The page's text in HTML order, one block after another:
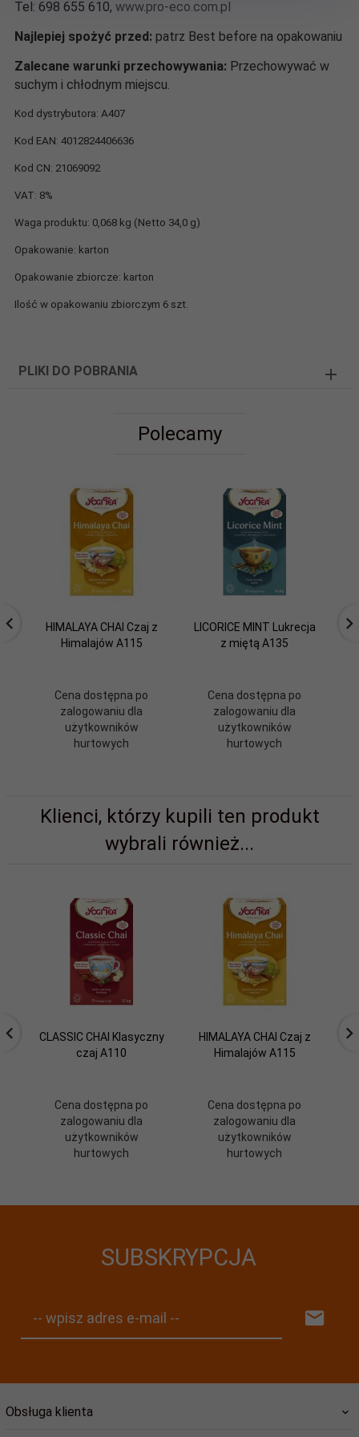
Tel: 698 655 610, www.pro-eco.com.pl
Najlepiej spożyć przed: patrz Best before na opakowaniu
Zalecane warunki przechowywania: Przechowywać w
suchym i chłodnym miejscu.
Kod dystrybutora: A407
Kod EAN: 4012824406636
Kod CN: 21069092
VAT: 8%
Waga produktu: 0,068 kg (Netto 34,0 g)
Opakowanie: karton
Opakowanie zbiorcze: karton
Ilość w opakowaniu zbiorczym 6 szt.
PLIKI DO POBRANIA
Polecamy
HIMALAYA CHAI Czaj z
Himalajów A115
Cena dostępna po
zalogowaniu dla
użytkowników
hurtowych
LICORICE MINT Lukrecja
z miętą A135
Cena dostępna po
zalogowaniu dla
użytkowników
hurtowych
Klienci, którzy kupili ten produkt
wybrali również...
CLASSIC CHAI Klasyczny
czaj A110
Cena dostępna po
zalogowaniu dla
użytkowników
hurtowych
HIMALAYA CHAI Czaj z
Himalajów A115
Cena dostępna po
zalogowaniu dla
użytkowników
hurtowych
SUBSKRYPCJA
-- wpisz adres e-mail --
Obsługa klienta